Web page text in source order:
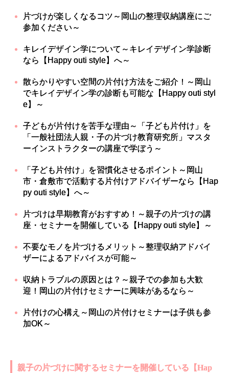
片づけが楽しくなるコツ～岡山の整理収納講座にご
参加ください～
キレイデザイン学について～キレイデザイン学診断
なら【Happy outi style】へ～
散らかりやすい空間の片付け方法をご紹介！～岡山
でキレイデザイン学の診断も可能な【Happy outi styl
e】～
子どもが片付けを苦手な理由～「子ども片付け」を
「一般社団法人親・子の片づけ教育研究所」マスタ
ーインストラクターの講座で学ぼう～
「子ども片付け」を習慣化させるポイント～岡山
市・倉敷市で活動する片付けアドバイザーなら【Hap
py outi style】へ～
片づけは早期教育がおすすめ！～親子の片づけの講
座・セミナーを開催している【Happy outi style】～
不要なモノを片づけるメリット～整理収納アドバイ
ザーによるアドバイスが可能～
収納トラブルの原因とは？～親子での参加も大歓
迎！岡山の片付けセミナーに興味があるなら～
片付けの心構え～岡山の片付けセミナーは子供も参
加OK～
親子の片づけに関するセミナーを開催している【Hap